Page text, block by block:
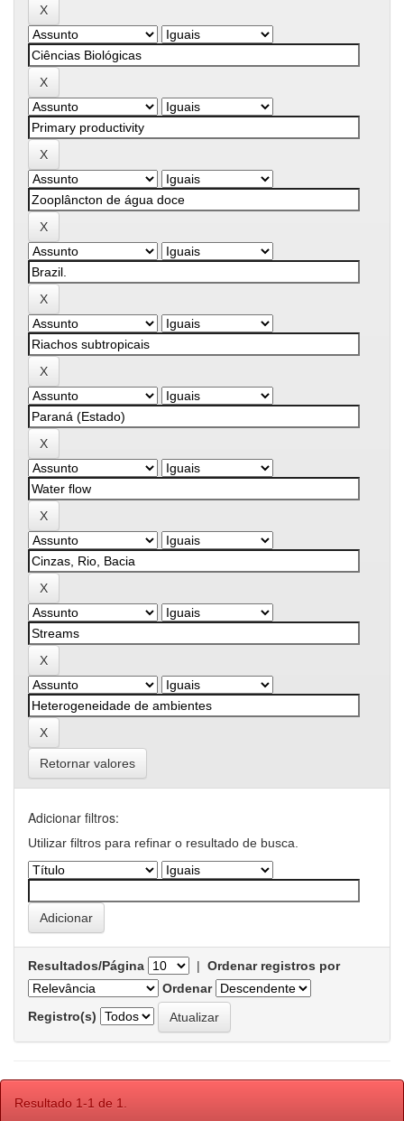
Retornar valores
Adicionar filtros:
Utilizar filtros para refinar o resultado de busca.
Resultados/Página | Ordenar registros por
Ordenar
Registro(s)
Resultado 1-1 de 1.